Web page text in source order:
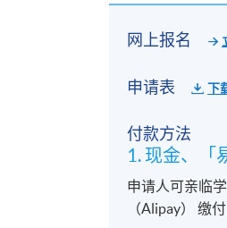
网上报名
申请表 下
付款方法
1. 现金、「
申请人可亲临
（Alipay） 缴付